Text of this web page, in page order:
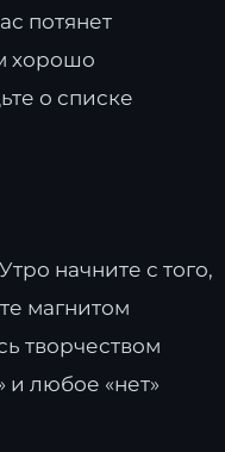
потянет
хорошо
о списке
начните с того,
магнитом
творчеством
и любое «нет»